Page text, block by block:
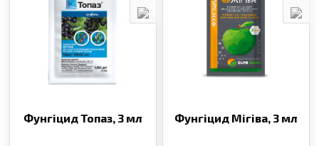
Фунгіцид Топаз, 3 мл Фунгіцид Мігіва, 3 мл